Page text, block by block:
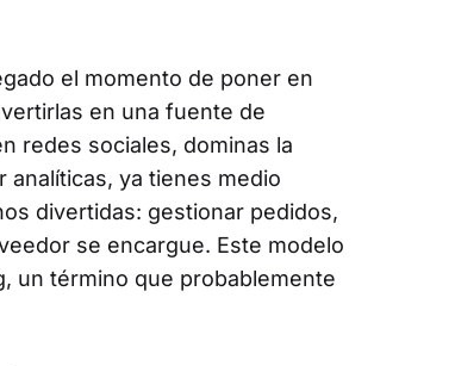
el momento de poner en
en una fuente de
redes sociales, dominas la
analíticas, ya tienes medio
divertidas: gestionar pedidos,
se encargue. Este modelo
un término que probablemente